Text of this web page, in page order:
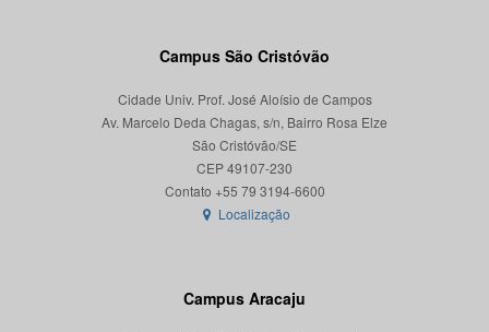
Campus São Cristóvão
Cidade Univ. Prof. José Aloísio de Campos
Av. Marcelo Deda Chagas, s/n, Bairro Rosa Elze
São Cristóvão/SE
CEP 49107-230
Localização
Campus Aracaju